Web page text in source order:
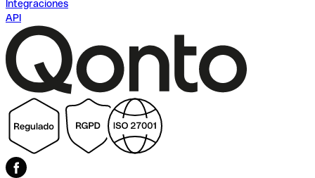
Integraciones
API